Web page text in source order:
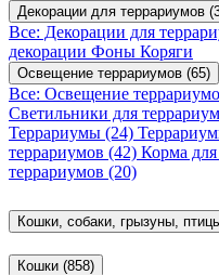
Декорации для террариумов
Все: Декорации для
декорации Фоны Коряги
Освещение террариумов (65)
Все: Освещение
Светильники для
Террариумы (24)
террариумов (42) Корма
террариумов (20)
Кошки, собаки, грызуны,
Кошки (858)